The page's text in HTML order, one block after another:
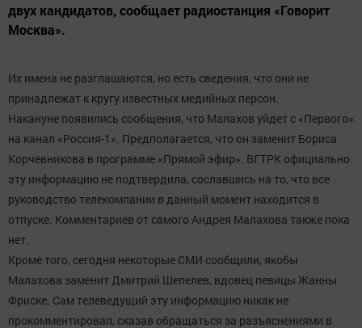
двух кандидатов, сообщает радиостанция «Говорит
Москва».
Их имена не разглашаются, но есть сведения, что они не
принадлежат к кругу известных медийных персон.
Накануне появились сообщения, что Малахов уйдет с «Первого»
на канал «Россия-1». Предполагается, что он заменит Бориса
Корчевникова в программе «Прямой эфир». ВГТРК официально
эту информацию не подтвердила, сославшись на то, что все
руководство телекомпании в данный момент находится в
отпуске. Комментариев от самого Андрея Малахова также пока
нет.
Кроме того, сегодня некоторые СМИ сообщили, якобы
Малахова заменит Дмитрий Шепелев, вдовец певицы Жанны
Фриске. Сам телеведущий эту информацию никак не
прокомментировал, сказав обращаться за разъяснениями в